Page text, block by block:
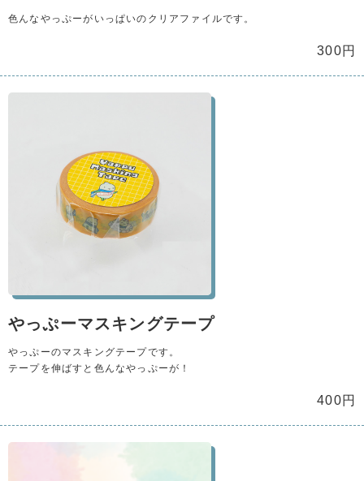
色んなやっぷーがいっぱいのクリアファイルです。
300円
やっぷーマスキングテープ
やっぷーのマスキングテープです。
テープを伸ばすと色んなやっぷーが！
400円